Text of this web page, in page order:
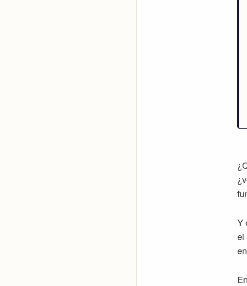
Y
el